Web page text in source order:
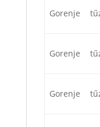
Gorenje
Gorenje
Gorenje